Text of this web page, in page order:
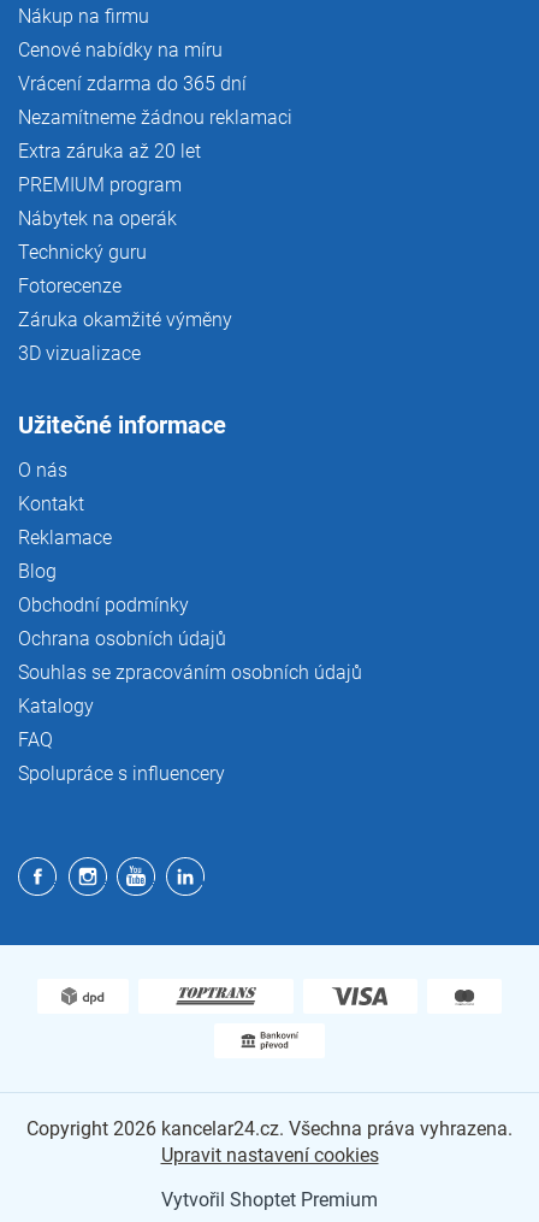
Nákup na firmu
Cenové nabídky na míru
Vrácení zdarma do 365 dní
Nezamítneme žádnou reklamaci
Extra záruka až 20 let
PREMIUM program
Nábytek na operák
Technický guru
Fotorecenze
Záruka okamžité výměny
3D vizualizace
Užitečné informace
O nás
Kontakt
Reklamace
Blog
Obchodní podmínky
Ochrana osobních údajů
Souhlas se zpracováním osobních údajů
Katalogy
FAQ
Spolupráce s influencery
Vytvořil Shoptet Premium
Copyright 2026 kancelar24.cz. Všechna práva vyhrazena.
Upravit nastavení cookies